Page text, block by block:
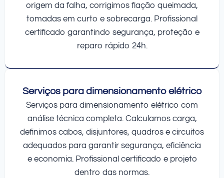
origem da falha, corrigimos fiação queimada,
tomadas em curto e sobrecarga. Profissional
certificado garantindo segurança, proteção e
reparo rápido 24h.
Serviços para dimensionamento elétrico
Serviços para dimensionamento elétrico com
análise técnica completa. Calculamos carga,
definimos cabos, disjuntores, quadros e circuitos
adequados para garantir segurança, eficiência
e economia. Profissional certificado e projeto
dentro das normas.